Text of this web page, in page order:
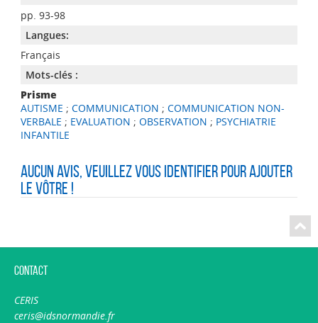
pp. 93-98
Langues:
Français
Mots-clés :
Prisme
AUTISME ; COMMUNICATION ; COMMUNICATION NON-
VERBALE ; EVALUATION ; OBSERVATION ; PSYCHIATRIE
INFANTILE
Aucun avis, veuillez vous identifier pour ajouter
le vôtre !
Contact
CERIS
ceris@idsnormandie.fr